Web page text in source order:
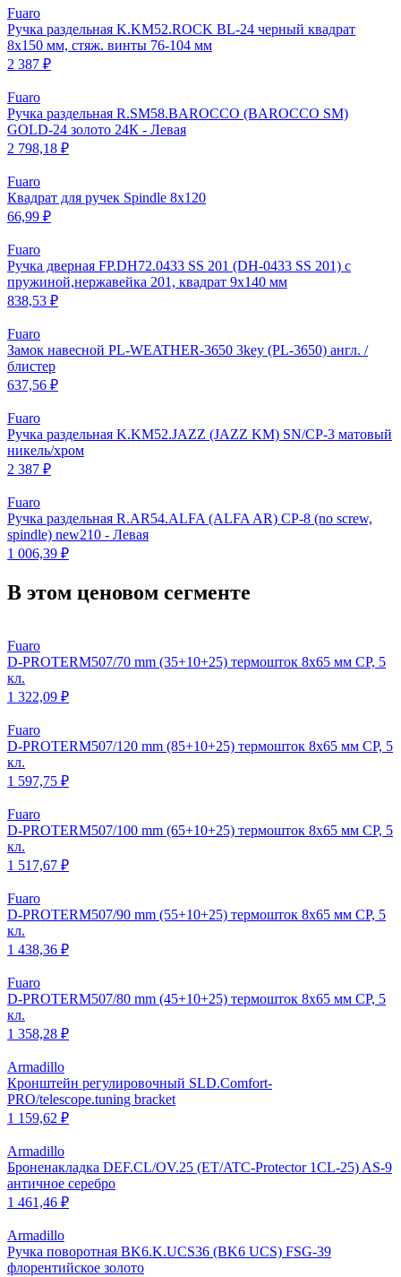
Fuaro
Ручка раздельная K.KM52.ROCK BL-24 черный квадрат
8х150 мм, стяж. винты 76-104 мм
2 387 ₽
Fuaro
Ручка раздельная R.SM58.BAROCCO (BAROCCO SM)
GOLD-24 золото 24К - Левая
2 798,18 ₽
Fuaro
Квадрат для ручек Spindle 8х120
66,99 ₽
Fuaro
Ручка дверная FP.DH72.0433 SS 201 (DH-0433 SS 201) с
пружиной,нержавейка 201, квадрат 9x140 мм
838,53 ₽
Fuaro
Замок навесной PL-WEATHER-3650 3key (PL-3650) англ. /
блистер
637,56 ₽
Fuaro
Ручка раздельная K.KM52.JAZZ (JAZZ KM) SN/CP-3 матовый
никель/хром
2 387 ₽
Fuaro
Ручка раздельная R.AR54.ALFA (ALFA AR) CP-8 (no screw,
spindle) new210 - Левая
1 006,39 ₽
В этом ценовом сегменте
Fuaro
D-PROTERM507/70 mm (35+10+25) термошток 8х65 мм CP, 5
кл.
1 322,09 ₽
Fuaro
D-PROTERM507/120 mm (85+10+25) термошток 8х65 мм CP, 5
кл.
1 597,75 ₽
Fuaro
D-PROTERM507/100 mm (65+10+25) термошток 8х65 мм CP, 5
кл.
1 517,67 ₽
Fuaro
D-PROTERM507/90 mm (55+10+25) термошток 8х65 мм CP, 5
кл.
1 438,36 ₽
Fuaro
D-PROTERM507/80 mm (45+10+25) термошток 8х65 мм CP, 5
кл.
1 358,28 ₽
Armadillo
Кронштейн регулировочный SLD.Comfort-
PRO/telescope.tuning bracket
1 159,62 ₽
Armadillo
Броненакладка DEF.CL/OV.25 (ET/ATC-Protector 1CL-25) AS-9
античное серебро
1 461,46 ₽
Armadillo
Ручка поворотная BK6.K.UCS36 (BK6 UCS) FSG-39
флорентийское золото